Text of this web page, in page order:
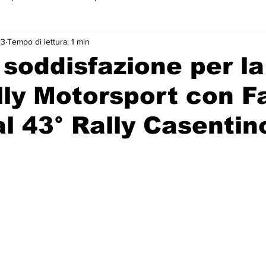
piano
per la
Motorsport con
43° Rally
Tempo di lettura: 1 min